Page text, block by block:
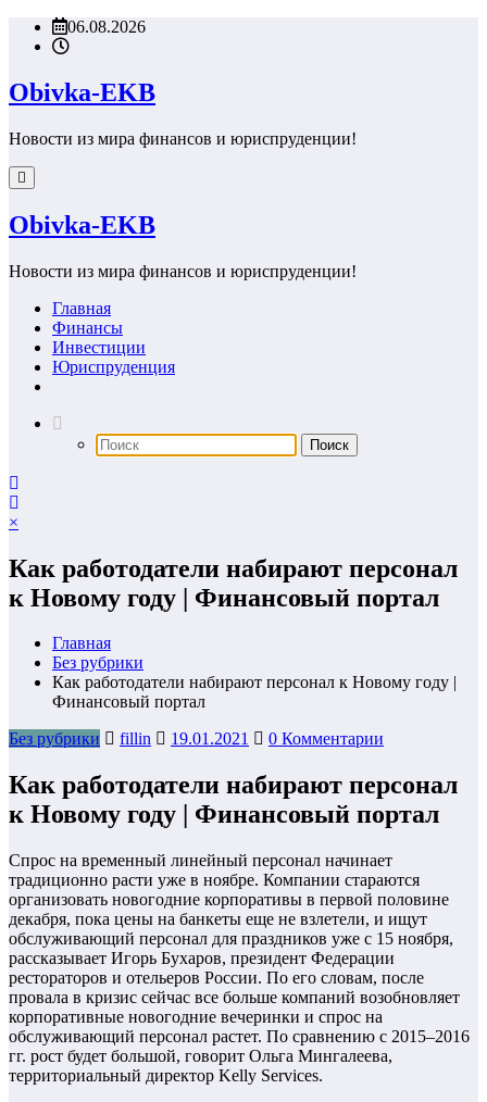
Перейти06.08.2026
Obivka-EKB
Новости из мира финансов и юриспруденции!
Obivka-EKB
Новости из мира финансов и юриспруденции!
Главная
Финансы
Инвестиции
Юриспруденция
×
Как работодатели набирают персонал
к Новому году | Финансовый портал
Главная
Без рубрики
Как работодатели набирают персонал к Новому году |
Финансовый портал
Без рубрики
fillin 19.01.2021 0 Комментарии
Как работодатели набирают персонал
к Новому году | Финансовый портал
Спрос на временный линейный персонал начинает
традиционно расти уже в ноябре. Компании стараются
организовать новогодние корпоративы в первой половине
декабря, пока цены на банкеты еще не взлетели, и ищут
обслуживающий персонал для праздников уже с 15 ноября,
рассказывает Игорь Бухаров, президент Федерации
рестораторов и отельеров России. По его словам, после
провала в кризис сейчас все больше компаний возобновляет
корпоративные новогодние вечеринки и спрос на
обслуживающий персонал растет. По сравнению с 2015–2016
гг. рост будет большой, говорит Ольга Мингалеева,
территориальный директор Kelly Services.